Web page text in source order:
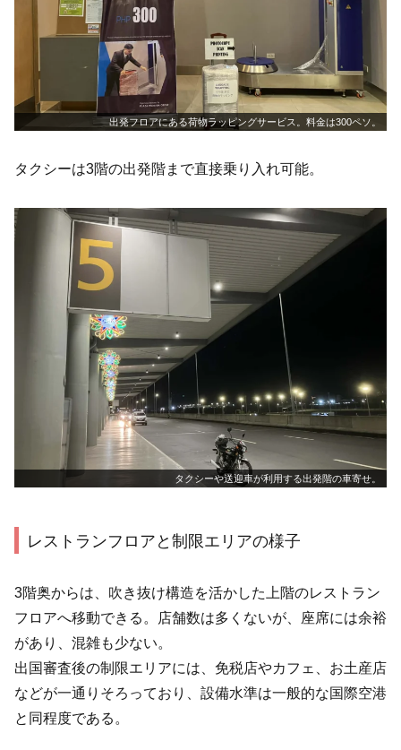
出発フロアにある荷物ラッピングサービス。料金は300ペソ。
タクシーは3階の出発階まで直接乗り入れ可能。
タクシーや送迎車が利用する出発階の車寄せ。
レストランフロアと制限エリアの様子
3階奥からは、吹き抜け構造を活かした上階のレストラン
フロアへ移動できる。店舗数は多くないが、座席には余裕
があり、混雑も少ない。
出国審査後の制限エリアには、免税店やカフェ、お土産店
などが一通りそろっており、設備水準は一般的な国際空港
と同程度である。